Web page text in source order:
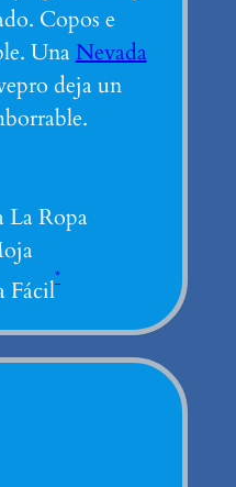
Copos e
Una Nevada
deja un
La Ropa
Fácil*